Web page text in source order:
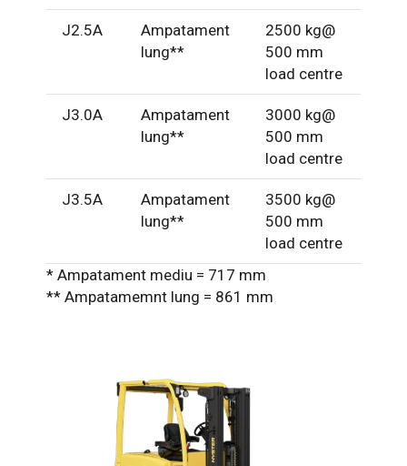
J2.5A
Ampatament
lung**
2500 kg@
500 mm
load centre
J3.0A
Ampatament
lung**
3000 kg@
500 mm
load centre
J3.5A
Ampatament
lung**
3500 kg@
500 mm
load centre
* Ampatament mediu = 717 mm
** Ampatamemnt lung = 861 mm